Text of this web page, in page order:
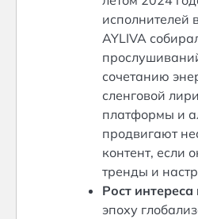
исполнителей
AYLIVA
сочетанию
сленговой
платформы и
продвигают
контент, если
тренды и
Рост интереса
эпоху